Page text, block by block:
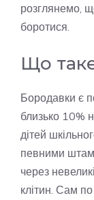
розглянемо,
боротися.
Що
Бородавки є
близько 10%
дітей
певними
через
клітин. Сам